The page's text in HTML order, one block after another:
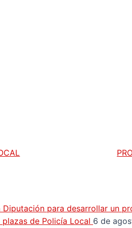
para desarrollar un
de Policía Local 6 de